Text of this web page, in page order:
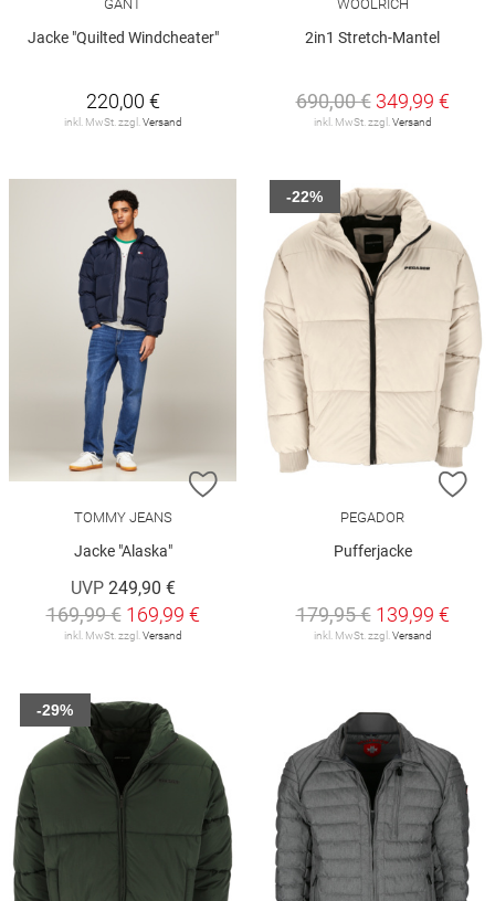
GANT
Jacke "Quilted Windcheater"
220,00 €
inkl. MwSt. zzgl. Versand
WOOLRICH
2in1 Stretch-Mantel
690,00 € 349,99 €
inkl. MwSt. zzgl. Versand
ZUR WUNSCHLISTE HINZUFÜGEN
TOMMY JEANS
Jacke "Alaska"
UVP 249,90 €
169,99 € 169,99 €
inkl. MwSt. zzgl.Versand
PEGADOR
Pufferjacke
179,95 € 139,99 €
inkl. MwSt. zzgl.Versand
-22%
-29%